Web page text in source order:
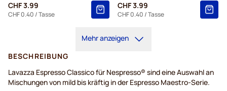
CHF 3.99
CHF 0.40 / Tasse
CHF 3.99
CHF 0.40 / Tasse
Mehr anzeigen
BESCHREIBUNG
Lavazza Espresso Classico für Nespresso® sind eine Auswahl an
Mischungen von mild bis kräftig in der Espresso Maestro-Serie.